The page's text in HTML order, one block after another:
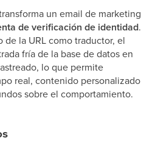
un email de marketing
de verificación de identidad.
la URL como traductor, el
fría de la base de datos en
lo que permite
real, contenido personalizado
sobre el comportamiento.